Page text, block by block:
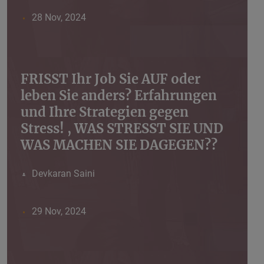
28 Nov, 2024
FRISST Ihr Job Sie AUF oder
leben Sie anders? Erfahrungen
und Ihre Strategien gegen
Stress! , WAS STRESST SIE UND
WAS MACHEN SIE DAGEGEN??
Devkaran Saini
29 Nov, 2024